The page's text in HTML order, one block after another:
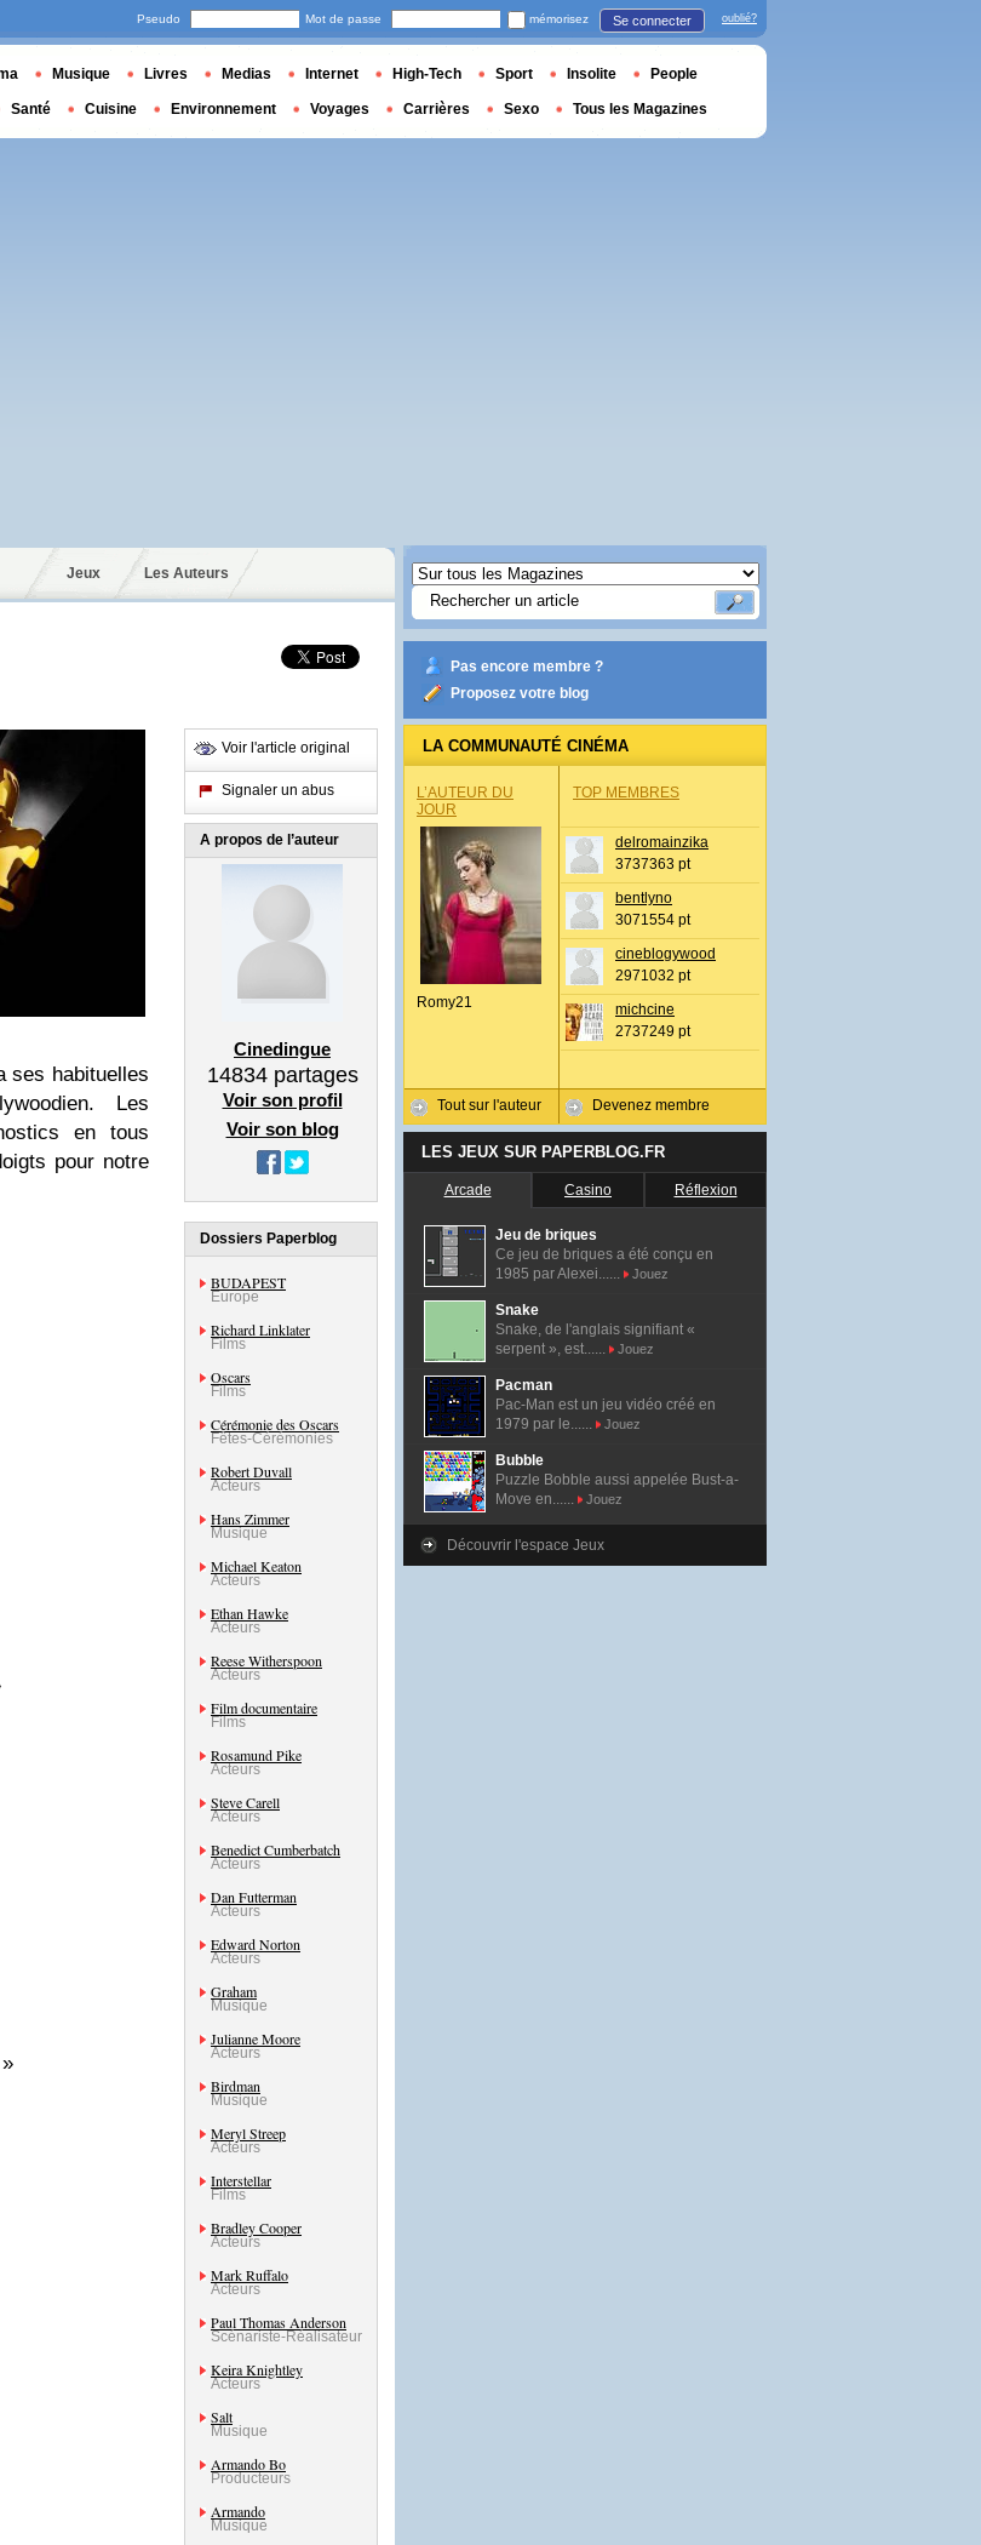
Jeux Les Auteurs
ses habituelles
Les
en tous
pour notre
Voir l'article original
Signaler un abus
A propos de l’auteur
Cinedingue
14834partages
Voir son profil
Voir son blog
Dossiers Paperblog
BUDAPEST
Europe
Richard Linklater
Films
Oscars
Films
Cérémonie des Oscars
Fêtes-Cérémonies
Robert Duvall
Acteurs
Hans Zimmer
Musique
Michael Keaton
Acteurs
Ethan Hawke
Acteurs
Reese Witherspoon
Acteurs
Film documentaire
Films
Rosamund Pike
Acteurs
Steve Carell
Acteurs
Benedict Cumberbatch
Acteurs
Dan Futterman
Acteurs
Edward Norton
Acteurs
Graham
Musique
Julianne Moore
Acteurs
Birdman
Musique
Meryl Streep
Acteurs
Interstellar
Films
Bradley Cooper
Acteurs
Mark Ruffalo
Acteurs
Paul Thomas Anderson
Scénariste-Réalisateur
Keira Knightley
Acteurs
Salt
Musique
Armando Bo
Producteurs
Armando
Musique
Pas encore membre ?
Proposez votre blog
LA COMMUNAUTÉ CINÉMA
L’AUTEUR DU
JOUR
Romy21
Tout sur l'auteur
TOP MEMBRES
delromainzika
3737363 pt
bentlyno
3071554 pt
cineblogywood
2971032 pt
michcine
2737249 pt
Devenez membre
LES JEUX SUR PAPERBLOG.FR
Arcade Casino Réflexion
Jeu de briques
Ce jeu de briques a été conçu en
1985 par Alexei......
Jouez
Snake
Snake, de l'anglais signifiant «
serpent », est......
Jouez
Pacman
Pac-Man est un jeu vidéo créé en
1979 par le......
Jouez
Bubble
Puzzle Bobble aussi appelée Bust-a-
Move en......
Jouez
Découvrir l'espace Jeux
Pseudo Mot de passe mémorisez Se connecter oublié?
Musique Livres Medias Internet High-Tech Sport Insolite People
Santé Cuisine Environnement Voyages Carrières Sexo Tous les Magazines